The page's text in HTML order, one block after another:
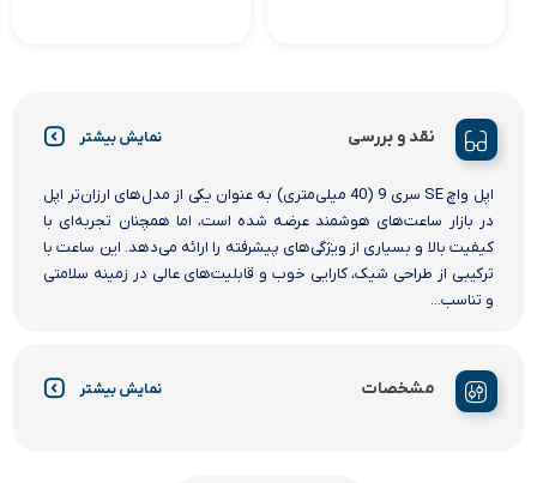
نقد و بررسی نمایش بیشتر
اپل واچ SE سری 9 (40 میلی‌متری) به عنوان یکی از مدل‌های ارزان‌تر اپل
در بازار ساعت‌های هوشمند عرضه شده است، اما همچنان تجربه‌ای با
کیفیت بالا و بسیاری از ویژگی‌های پیشرفته را ارائه می‌دهد. این ساعت با
ترکیبی از طراحی شیک، کارایی خوب و قابلیت‌های عالی در زمینه سلامتی
و تناسب...
مشخصات نمایش بیشتر